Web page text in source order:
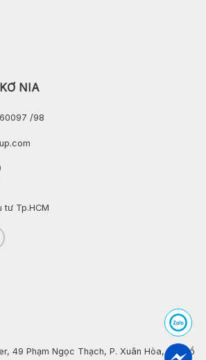
NIA
/98
tư Tp.HCM
49 Phạm Ngọc Thạch, P. Xuân Hòa, Tp. Hồ